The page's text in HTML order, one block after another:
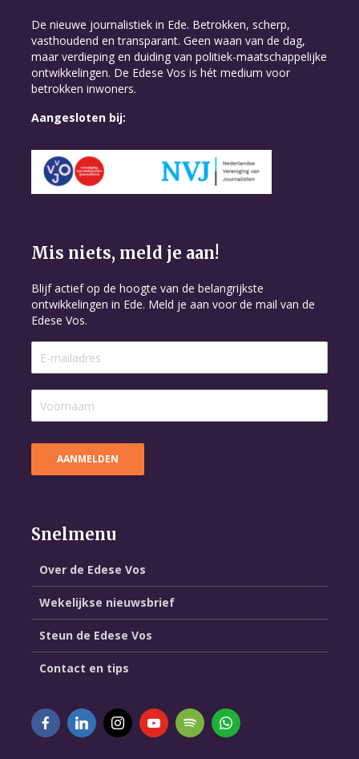
De nieuwe journalistiek in Ede. Betrokken, scherp,
vasthoudend en transparant. Geen waan van de dag,
maar verdieping en duiding van politiek-maatschappelijke
ontwikkelingen. De Edese Vos is hét medium voor
betrokken inwoners.
Aangesloten bij:
Mis niets, meld je aan!
Blijf actief op de hoogte van de belangrijkste
ontwikkelingen in Ede. Meld je aan voor de mail van de
Edese Vos.
Snelmenu
Over de Edese Vos
Wekelijkse nieuwsbrief
Steun de Edese Vos
Contact en tips